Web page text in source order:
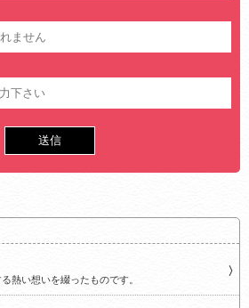
熱い想いを綴ったものです。